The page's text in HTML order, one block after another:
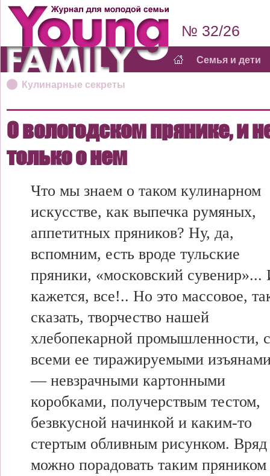
Кулинарные секреты
О вологодском прянике, и
только о нем
Что мы знаем о таком кулинарном
искусстве, как выпечка румяных,
аппетитных пряников? Ну, да,
вспомним, есть вроде тульские
пряники, «московский сувенир»...
кажется, все!.. Но это массовое,
сказать, творчество нашей
хлебопекарной промышленности,
всеми ее тиражируемыми
— невзрачными картонными
коробками, получерствым тестом,
безвкусной начинкой и каким-то
стертым обливным рисунком.
можно порадовать таким пряником
№ 32/26
Семья и дети